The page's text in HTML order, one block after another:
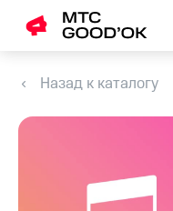
Назад к каталогу